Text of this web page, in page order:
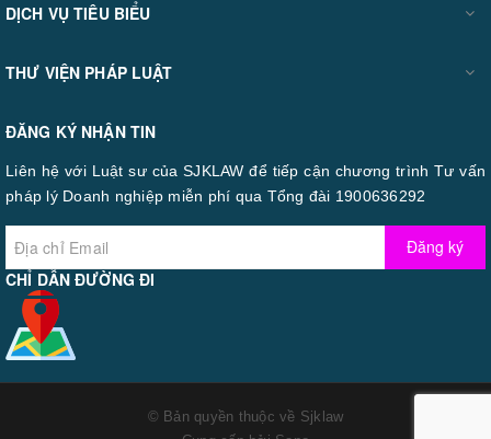
DỊCH VỤ TIÊU BIỂU
THƯ VIỆN PHÁP LUẬT
ĐĂNG KÝ NHẬN TIN
Liên hệ với Luật sư của SJKLAW để tiếp cận chương trình Tư vấn
pháp lý Doanh nghiệp miễn phí qua Tổng đài 1900636292
Đăng ký
CHỈ DẪN ĐƯỜNG ĐI
© Bản quyền thuộc về Sjklaw